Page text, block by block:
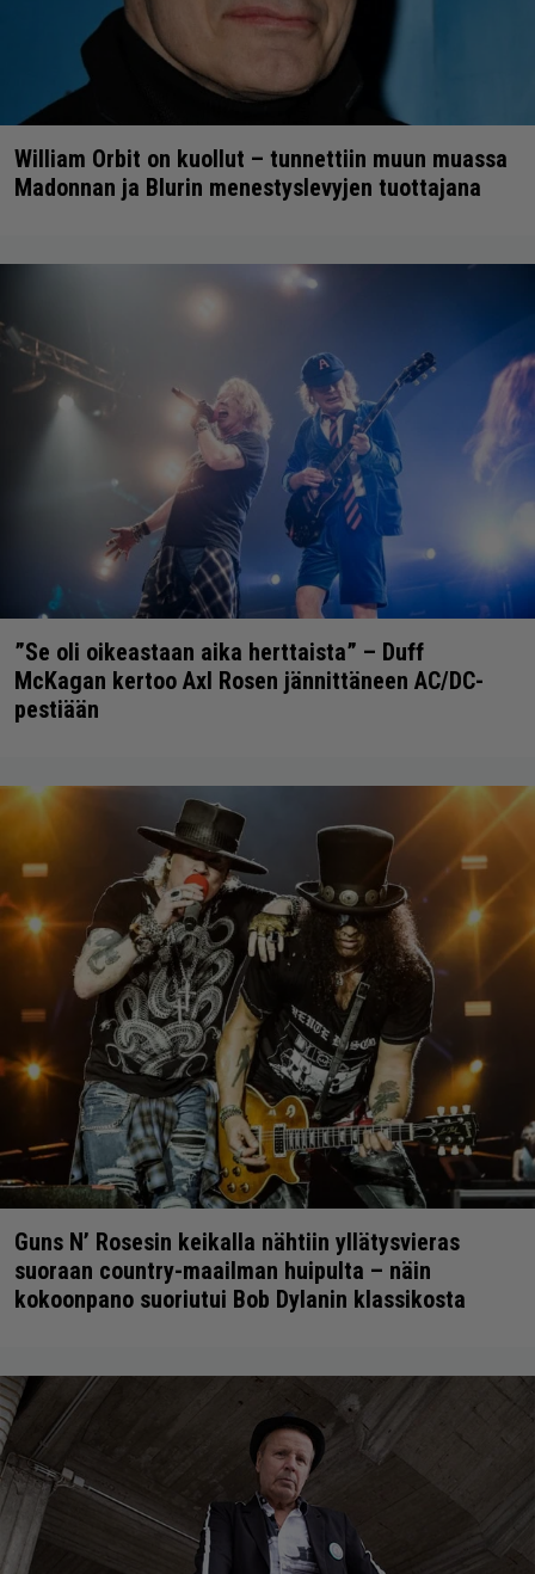
William Orbit on kuollut – tunnettiin muun muassa
Madonnan ja Blurin menestyslevyjen tuottajana
”Se oli oikeastaan aika herttaista” – Duff
McKagan kertoo Axl Rosen jännittäneen AC/DC-
pestiään
Guns N’ Rosesin keikalla nähtiin yllätysvieras
suoraan country-maailman huipulta – näin
kokoonpano suoriutui Bob Dylanin klassikosta